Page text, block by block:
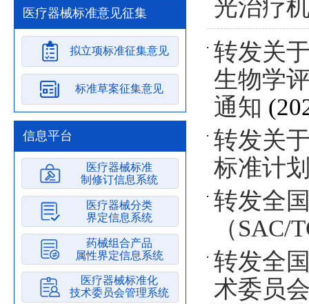
医疗器械标准意见征集
拟立项标准征集意见
标准草案征集意见
信息平台
医疗器械标准
制修订信息系统
医疗器械分类
界定信息系统
药械组合产品
属性界定信息系统
医疗器械标准化
技术委员会管理系统
光治疗
转发关
生物学
通知
转发关
标准计
转发全
（
转发全
术委员